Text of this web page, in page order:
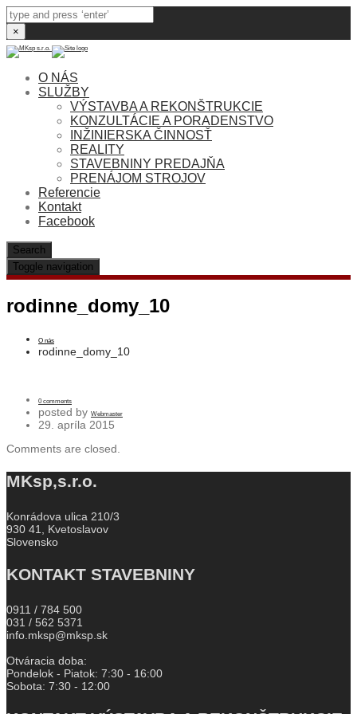
×
O NÁS
SLUŽBY
VÝSTAVBA A REKONŠTRUKCIE
KONZULTÁCIE A PORADENSTVO
INŽINIERSKA ČINNOSŤ
REALITY
STAVEBNINY PREDAJŇA
PRENÁJOM STROJOV
Referencie
Kontakt
Facebook
Search
Toggle navigation
rodinne_domy_10
O nás
rodinne_domy_10
0 comments
posted by Webmaster
29. apríla 2015
Comments are closed.
MKsp,s.r.o.
Konrádova ulica 210/3
930 41, Kvetoslavov
Slovensko
KONTAKT STAVEBNINY
0911 / 784 500
031 / 562 5371
info.mksp@mksp.sk
Otváracia doba:
Pondelok - Piatok: 7:30 - 16:00
Sobota: 7:30 - 12:00